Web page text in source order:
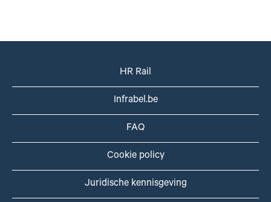
HR Rail
Infrabel.be
FAQ
Cookie policy
Juridische kennisgeving